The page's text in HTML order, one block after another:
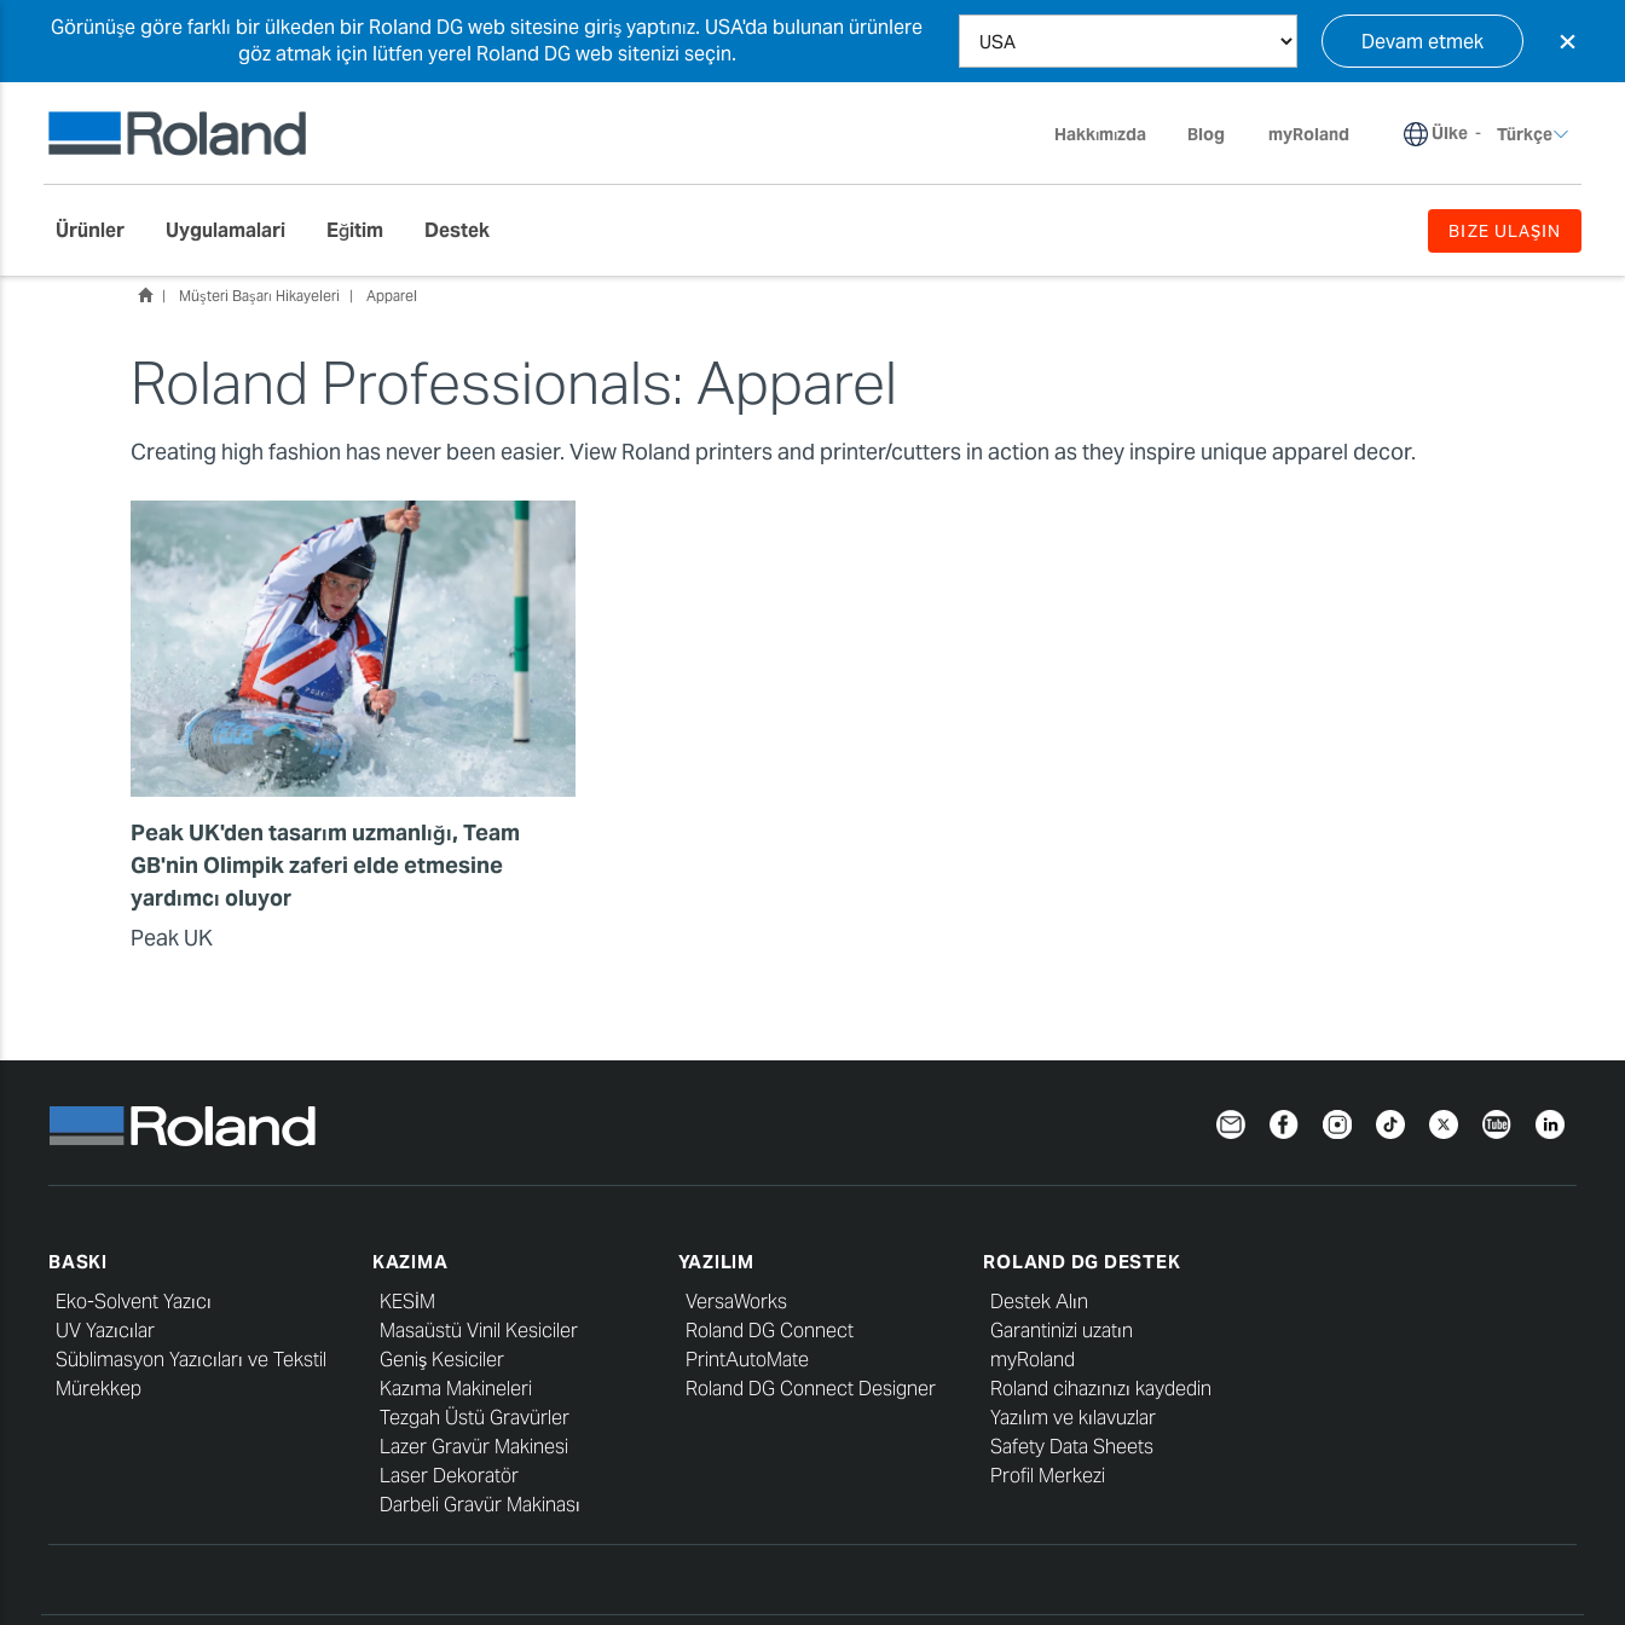
Görünüşe göre farklı bir ülkeden bir Roland DG web sitesine giriş yaptınız. USA'da bulunan ürünlere
göz atmak için lütfen yerel Roland DG web sitenizi seçin.
Devam etmek ×
Hakkımızda Blog myRoland Ülke - Türkçe
Ürünler Uygulamalari Eğitim Destek BIZE ULAŞIN
Müşteri Başarı Hikayeleri Apparel
Roland Professionals: Apparel
Creating high fashion has never been easier. View Roland printers and printer/cutters in action as they inspire unique apparel decor.
Peak UK'den tasarım uzmanlığı, Team
GB'nin Olimpik zaferi elde etmesine
yardımcı oluyor
Peak UK
NewsletterFacebookInstagramTikTokTwitterYouTubeLinkedIn
BASKI
Eko-Solvent Yazıcı
UV Yazıcılar
Süblimasyon Yazıcıları ve Tekstil
Mürekkep
KAZIMA
KESİM
Masaüstü Vinil Kesiciler
Geniş Kesiciler
Kazıma Makineleri
Tezgah Üstü Gravürler
Lazer Gravür Makinesi
Laser Dekoratör
Darbeli Gravür Makinası
YAZILIM
VersaWorks
Roland DG Connect
PrintAutoMate
Roland DG Connect Designer
ROLAND DG DESTEK
Destek Alın
Garantinizi uzatın
myRoland
Roland cihazınızı kaydedin
Yazılım ve kılavuzlar
Safety Data Sheets
Profil Merkezi